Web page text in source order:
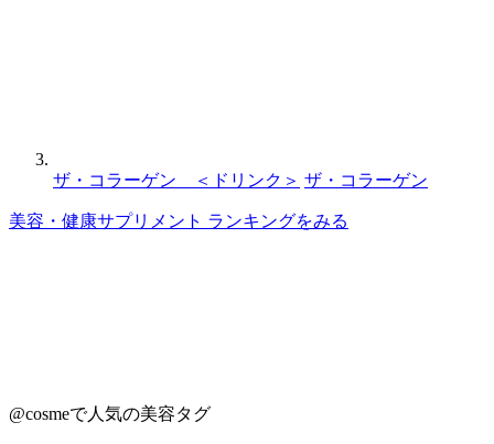
ザ・コラーゲン ＜ドリンク＞ ザ・コラーゲン
美容・健康サプリメント ランキングをみる
@cosmeで人気の美容タグ